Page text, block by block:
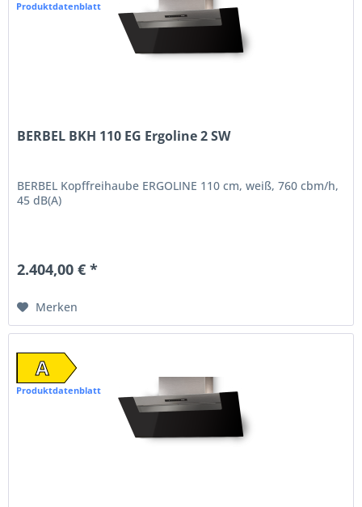
Produktdatenblatt
BERBEL BKH 110 EG Ergoline 2 SW
BERBEL Kopffreihaube ERGOLINE 110 cm, weiß, 760 cbm/h,
45 dB(A)
2.404,00 € *
Merken
A
Produktdatenblatt